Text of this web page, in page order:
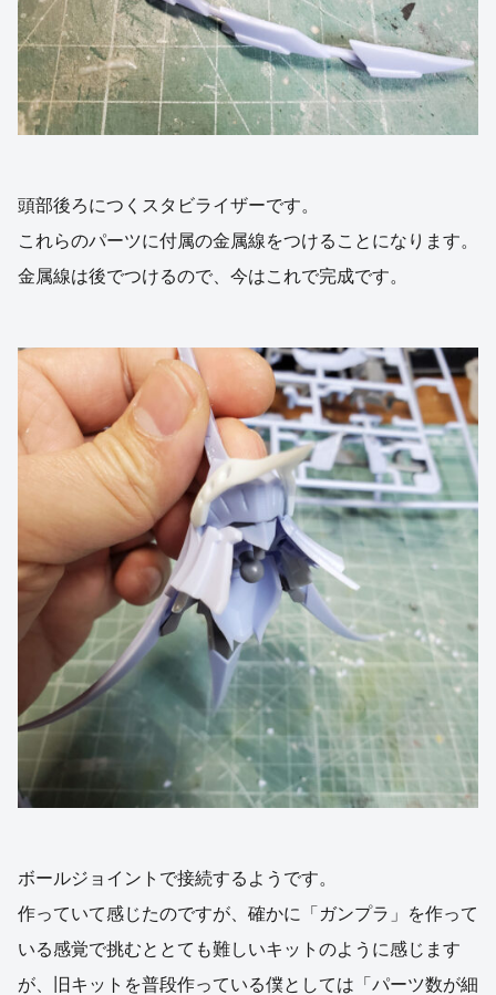
頭部後ろにつくスタビライザーです。
これらのパーツに付属の金属線をつけることになります。
金属線は後でつけるので、今はこれで完成です。
ボールジョイントで接続するようです。
作っていて感じたのですが、確かに「ガンプラ」を作って
いる感覚で挑むととても難しいキットのように感じます
が、旧キットを普段作っている僕としては「パーツ数が細